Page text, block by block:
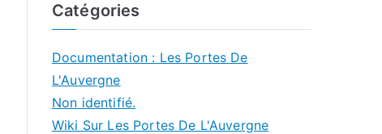
Catégories
Documentation : Les Portes De
L'Auvergne
Non identifié.
Wiki Sur Les Portes De L'Auvergne